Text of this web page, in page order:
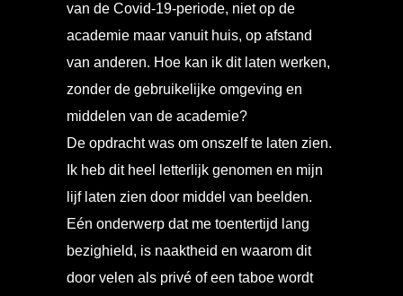
van de Covid-19-periode, niet op de
academie maar vanuit huis, op afstand
van anderen. Hoe kan ik dit laten werken,
zonder de gebruikelijke omgeving en
middelen van de academie?
De opdracht was om onszelf te laten zien.
Ik heb dit heel letterlijk genomen en mijn
lijf laten zien door middel van beelden.
Eén onderwerp dat me toentertijd lang
bezighield, is naaktheid en waarom dit
door velen als privé of een taboe wordt